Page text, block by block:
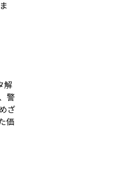
解
警
ざ
価